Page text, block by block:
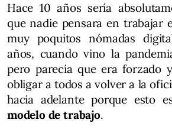
Hace 10 años sería
que nadie pensara en trabajar
muy poquitos nómadas
años, cuando vino la
pero parecía que era forzado
obligar a todos a volver a la
hacia adelante porque esto
modelo de trabajo.